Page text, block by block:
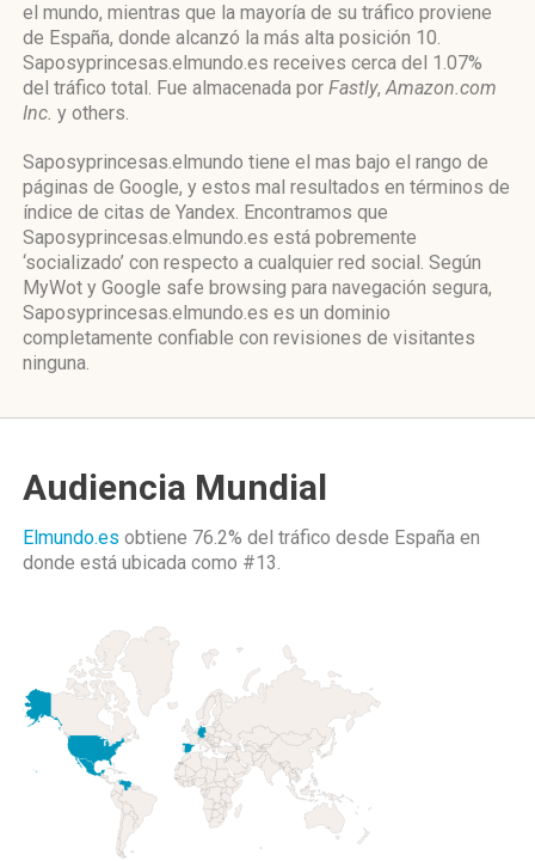
el mundo, mientras que la mayoría de su tráfico proviene
de España, donde alcanzó la más alta posición 10.
Saposyprincesas.elmundo.es receives cerca del 1.07%
del tráfico total. Fue almacenada por Fastly,Amazon.com
Inc. y others.
Saposyprincesas.elmundo tiene el mas bajo el rango de
páginas de Google, y estos mal resultados en términos de
índice de citas de Yandex. Encontramos que
Saposyprincesas.elmundo.es está pobremente
‘socializado’ con respecto a cualquier red social. Según
MyWot y Google safe browsing para navegación segura,
Saposyprincesas.elmundo.es es un dominio
completamente confiable con revisiones de visitantes
ninguna.
Audiencia Mundial
Elmundo.es obtiene 76.2% del tráfico desde España en
donde está ubicada como #13.